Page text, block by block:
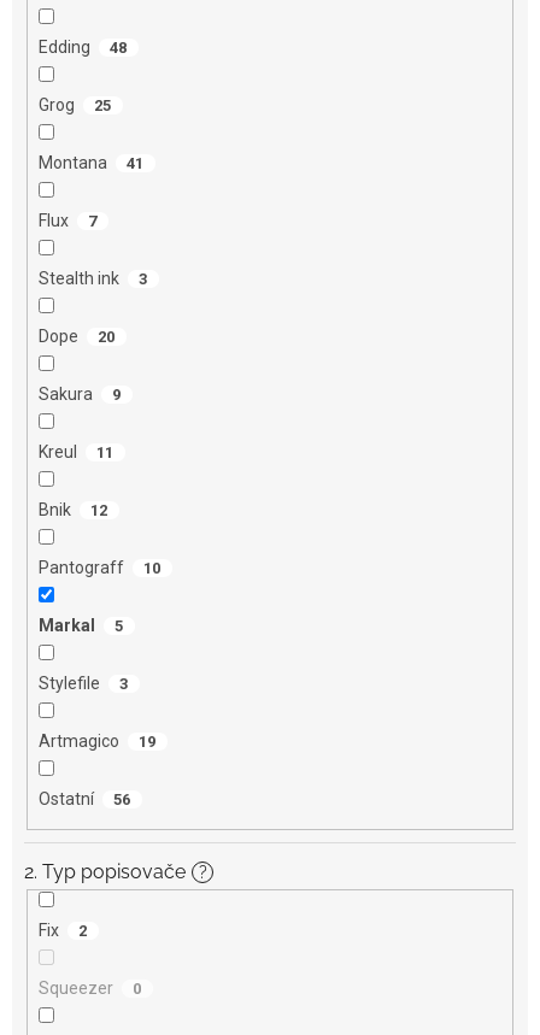
Edding 48
Grog 25
Montana 41
Flux 7
Stealth ink 3
Dope 20
Sakura 9
Kreul 11
Bnik 12
Pantograff 10
Markal 5
Stylefile 3
Artmagico 19
Ostatní 56
2. Typ popisovače ?
Fix 2
Squeezer 0